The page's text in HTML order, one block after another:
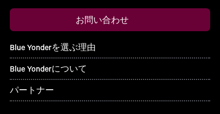
お問い合わせ
Blue Yonderを選ぶ理由
Blue Yonderについて
パートナー